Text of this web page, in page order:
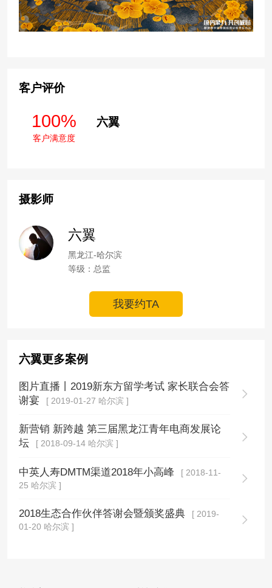
客户评价
100%
客户满意度
六翼
摄影师
六翼
黑龙江-哈尔滨
等级：总监
我要约TA
六翼更多案例
图片直播丨2019新东方留学考试 家长联合会答
谢宴
[ 2019-01-27 哈尔滨 ]
新营销 新跨越 第三届黑龙江青年电商发展论
坛
[ 2018-09-14 哈尔滨 ]
中英人寿DMTM渠道2018年小高峰
[ 2018-11-
25 哈尔滨 ]
2018生态合作伙伴答谢会暨颁奖盛典
[ 2019-
01-20 哈尔滨 ]